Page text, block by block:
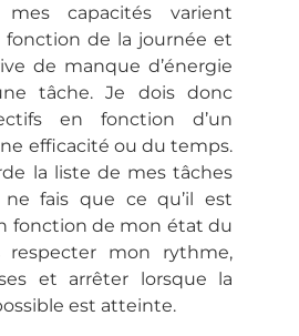
mes capacités varient
de la journée et
de manque d’énergie
tâche. Je dois donc
en fonction d’un
efficacité ou du temps.
la liste de mes tâches
fais que ce qu’il est
fonction de mon état du
respecter mon rythme,
et arrêter lorsque la
est atteinte.